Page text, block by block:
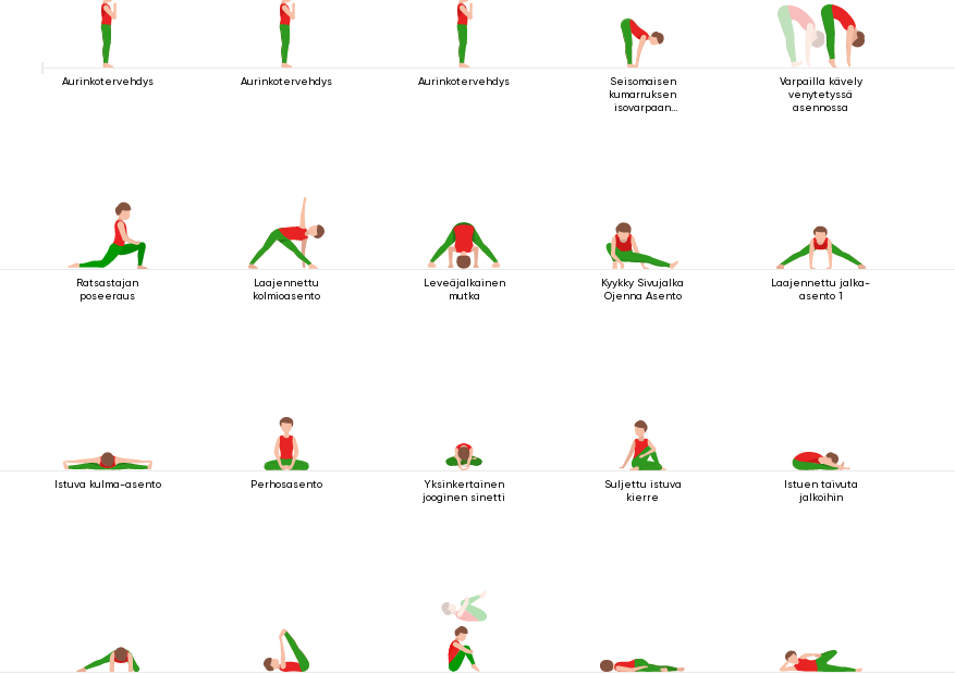
Aurinkotervehdys Aurinkotervehdys Aurinkotervehdys
Seisomaisen
kumarruksen
isovarpaan
Varpailla kävely
venytetyssä
asennossa
Ratsastajan
poseeraus
Laajennettu
kolmioasento
Leveäjalkainen
mutka
Kyykky Sivujalka
Ojenna Asento
Laajennettu jalka-
asento 1
Istuva kulma-asento Perhosasento
Yksinkertainen
jooginen sinetti
Suljettu istuva
kierre
Istuen taivuta
jalkoihin